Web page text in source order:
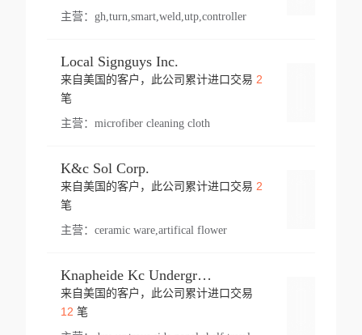
主营： gh,turn,smart,weld,utp,controller
Local Signguys Inc.
来自美国的客户，此公司累计进口交易 2
笔
主营： microfiber cleaning cloth
K&c Sol Corp.
来自美国的客户，此公司累计进口交易 2
笔
主营： ceramic ware,artifical flower
Knapheide Kc Underground
来自美国的客户，此公司累计进口交易
12 笔